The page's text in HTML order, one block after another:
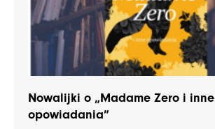
Nowalijki o „Madame Zero i inne
opowiadania”